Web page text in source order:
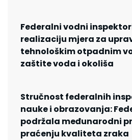
Federalni vodni
realizaciju mjera za
tehnološkim otpadnim
zaštite voda i okoliša
Stručnost federalnih
nauke i obrazovanja:
podržala međunarodni
praćenju kvaliteta zraka